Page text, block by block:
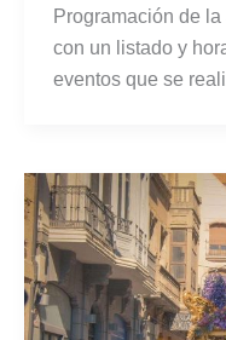
Programación de
con un listado y
eventos que se